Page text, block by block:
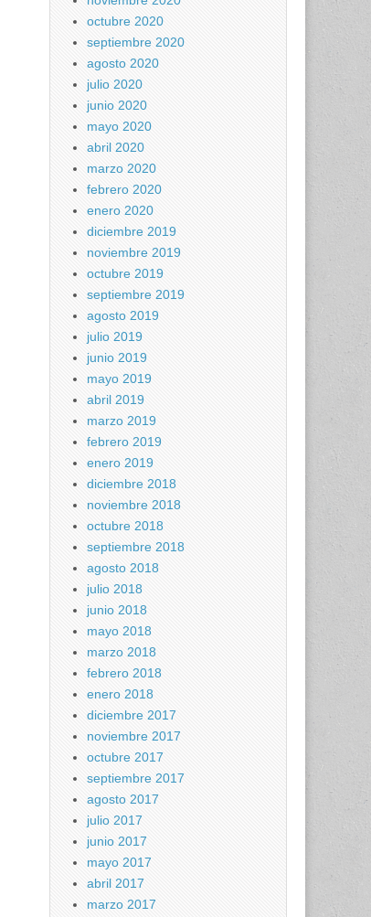
octubre 2020
septiembre 2020
agosto 2020
julio 2020
junio 2020
mayo 2020
abril 2020
marzo 2020
febrero 2020
enero 2020
diciembre 2019
noviembre 2019
octubre 2019
septiembre 2019
agosto 2019
julio 2019
junio 2019
mayo 2019
abril 2019
marzo 2019
febrero 2019
enero 2019
diciembre 2018
noviembre 2018
octubre 2018
septiembre 2018
agosto 2018
julio 2018
junio 2018
mayo 2018
marzo 2018
febrero 2018
enero 2018
diciembre 2017
noviembre 2017
octubre 2017
septiembre 2017
agosto 2017
julio 2017
junio 2017
mayo 2017
abril 2017
marzo 2017